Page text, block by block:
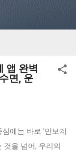
앱 완벽
면, 운
에는 바로 '만보계
것을 넘어, 우리의